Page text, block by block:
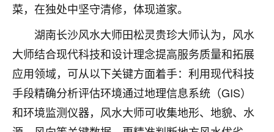
菜，在独处中坚守清修，体现道家。
湖南长沙风水大师田松灵贵珍大师认为，风水
大师结合现代科技和设计理念提高服务质量和拓展
应用领域，可从以下关键方面着手：利用现代科技
手段精确分析评估环境通过地理信息系统（GIS）
和环境监测仪器，风水大师可收集地形、地貌、水
Jessica李
老师做不做超度法事？我想给我奶奶做超度，她今年
刚去世了。
七零老顽童：我母亲前年离世，刚开始我经常
做梦梦见她，后来也是朋友介绍，找到慧来老
师，安排了超度法事，做梦再也没有梦到过
了，一开始是半信半疑的，图个心安，给亡母